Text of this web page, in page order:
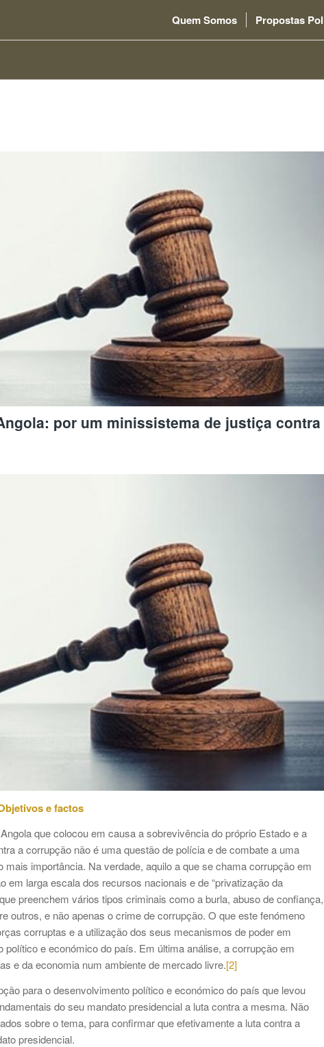
Quem Somos Propostas
por um minissistema de justiça contra
e factos
que colocou em causa a sobrevivência do próprio Estado e a
a corrupção não é uma questão de polícia e de combate a uma
importância. Na verdade, aquilo a que se chama corrupção em
em larga escala dos recursos nacionais e de “privatização da
preenchem vários tipos criminais como a burla, abuso de confiança,
outros, e não apenas o crime de corrupção. O que este fenómeno
corruptas e a utilização dos seus mecanismos de poder em
e económico do país. Em última análise, a corrupção em
e da economia num ambiente de mercado livre.[2]
para o desenvolvimento político e económico do país que levou
do seu mandato presidencial a luta contra a mesma. Não
sobre o tema, para confirmar que efetivamente a luta contra a
presidencial.